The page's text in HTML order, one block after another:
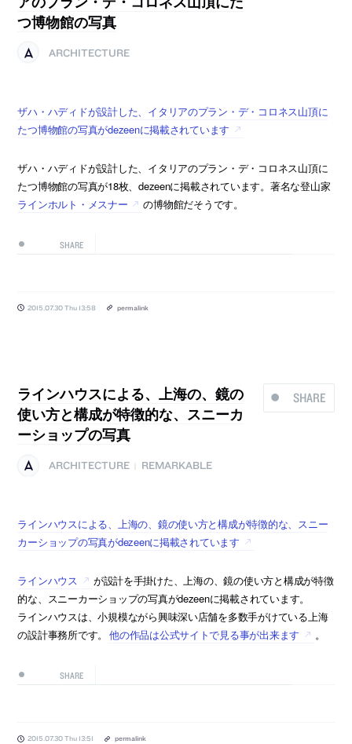
つ博物館の写真
ARCHITECTURE
ザハ・ハディドが設計した、イタリアのプラン・デ・コロネス山頂に
たつ博物館の写真がdezeenに掲載されています
ザハ・ハディドが設計した、イタリアのプラン・デ・コロネス山頂に
たつ博物館の写真が18枚、dezeenに掲載されています。著名な登山家
ラインホルト・メスナー
の博物館だそうです。
SHARE
2015.07.30 Thu 13:58 permalink
SHARE
ラインハウスによる、上海の、鏡の
使い方と構成が特徴的な、スニーカ
ーショップの写真
ARCHITECTURE REMARKABLE
ラインハウスによる、上海の、鏡の使い方と構成が特徴的な、スニー
カーショップの写真がdezeenに掲載されています
ラインハウス
が設計を手掛けた、上海の、鏡の使い方と構成が特徴
的な、スニーカーショップの写真がdezeenに掲載されています。
ラインハウスは、小規模ながら興味深い店舗を多数手がけている上海
の設計事務所です。 他の作品は公式サイトで見る事が出来ます 。
SHARE
2015.07.30 Thu 13:51 permalink